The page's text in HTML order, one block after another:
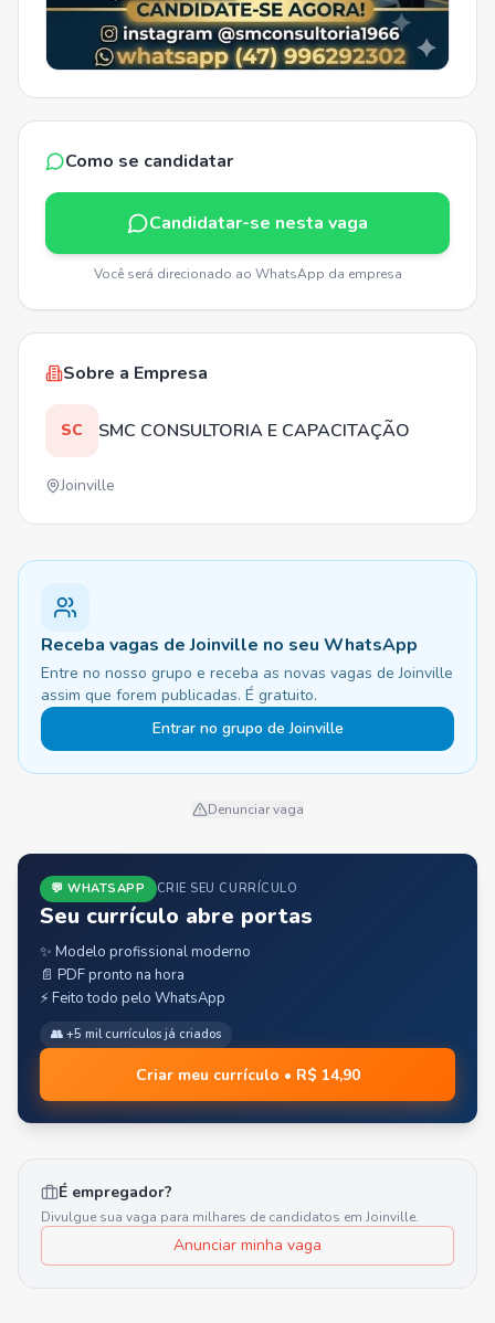
Como se candidatar
Candidatar-se nesta vaga
Você será direcionado ao WhatsApp da empresa
Sobre a Empresa
SC SMC CONSULTORIA E CAPACITAÇÃO
Joinville
Receba vagas de Joinville no seu WhatsApp
Entre no nosso grupo e receba as novas vagas de Joinville
assim que forem publicadas. É gratuito.
Entrar no grupo de Joinville
Denunciar vaga
💬 WHATSAPP CRIE SEU CURRÍCULO
Seu currículo abre portas
✨ Modelo profissional moderno
📄 PDF pronto na hora
⚡ Feito todo pelo WhatsApp
👥 +5 mil currículos já criados
Criar meu currículo • R$ 14,90
É empregador?
Divulgue sua vaga para milhares de candidatos em Joinville.
Anunciar minha vaga